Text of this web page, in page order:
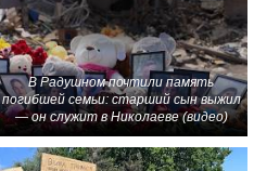
В Радушном почтили память
погибшей семьи: старший сын выжил
— он служит в Николаеве (видео)